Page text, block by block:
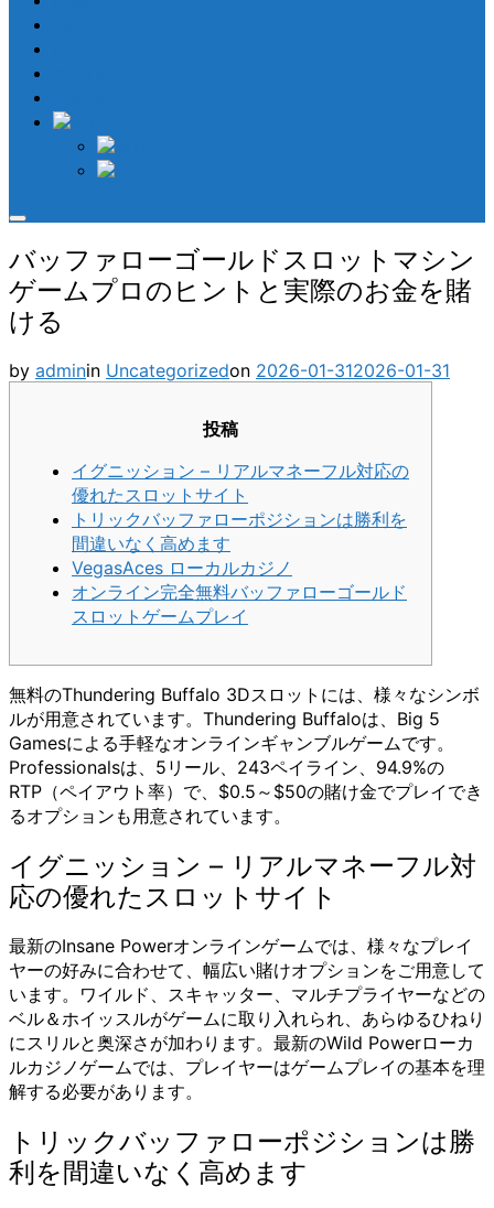
Toggle
&
navigation
バッファローゴールドスロットマシン
ゲームプロのヒントと実際のお金を賭
ける
by adminin Uncategorizedon Posted
2026-01-312026-01-31
投稿
イグニッション – リアルマネーフル対応の
優れたスロットサイト
トリックバッファローポジションは勝利を
間違いなく高めます
VegasAces ローカルカジノ
オンライン完全無料バッファローゴールド
スロットゲームプレイ
無料のThundering Buffalo 3Dスロットには、様々なシンボ
ルが用意されています。Thundering Buffaloは、Big 5
Gamesによる手軽なオンラインギャンブルゲームです。
Professionalsは、5リール、243ペイライン、94.9%の
RTP（ペイアウト率）で、$0.5～$50の賭け金でプレイでき
るオプションも用意されています。
イグニッション – リアルマネーフル対
応の優れたスロットサイト
最新のInsane Powerオンラインゲームでは、様々なプレイ
ヤーの好みに合わせて、幅広い賭けオプションをご用意して
います。ワイルド、スキャッター、マルチプライヤーなどの
ベル＆ホイッスルがゲームに取り入れられ、あらゆるひねり
にスリルと奥深さが加わります。最新のWild Powerローカ
ルカジノゲームでは、プレイヤーはゲームプレイの基本を理
解する必要があります。
トリックバッファローポジションは勝
利を間違いなく高めます